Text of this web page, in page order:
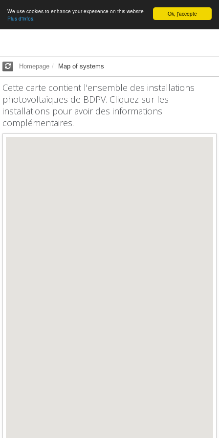
English Ok, j'accepte
We use cookies to enhance your experience on this website
Plus d'infos.
Homepage Map of systems
Cette carte contient l'ensemble des installations
photovoltaïques de BDPV. Cliquez sur les
installations pour avoir des informations
complémentaires.